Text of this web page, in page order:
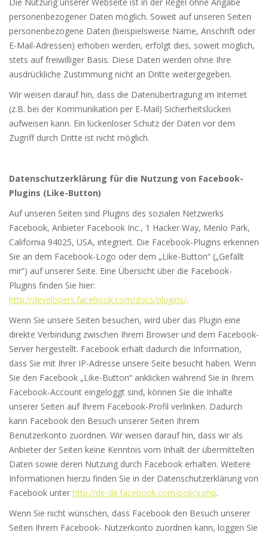
Die Nutzung unserer Webseite ist in der Regel ohne Angabe
personenbezogener Daten möglich. Soweit auf unseren Seiten
personenbezogene Daten (beispielsweise Name, Anschrift oder
E-Mail-Adressen) erhoben werden, erfolgt dies, soweit möglich,
stets auf freiwilliger Basis. Diese Daten werden ohne Ihre
ausdrückliche Zustimmung nicht an Dritte weitergegeben.
Wir weisen darauf hin, dass die Datenübertragung im Internet
(z.B. bei der Kommunikation per E-Mail) Sicherheitslücken
aufweisen kann. Ein lückenloser Schutz der Daten vor dem
Zugriff durch Dritte ist nicht möglich.
Datenschutzerklärung für die Nutzung von Facebook-
Plugins (Like-Button)
Auf unseren Seiten sind Plugins des sozialen Netzwerks
Facebook, Anbieter Facebook Inc., 1 Hacker Way, Menlo Park,
California 94025, USA, integriert. Die Facebook-Plugins erkennen
Sie an dem Facebook-Logo oder dem „Like-Button“ („Gefällt
mir“) auf unserer Seite. Eine Übersicht über die Facebook-
Plugins finden Sie hier:
http://developers.facebook.com/docs/plugins/.
Wenn Sie unsere Seiten besuchen, wird über das Plugin eine
direkte Verbindung zwischen Ihrem Browser und dem Facebook-
Server hergestellt. Facebook erhält dadurch die Information,
dass Sie mit Ihrer IP-Adresse unsere Seite besucht haben. Wenn
Sie den Facebook „Like-Button“ anklicken während Sie in Ihrem
Facebook-Account eingeloggt sind, können Sie die Inhalte
unserer Seiten auf Ihrem Facebook-Profil verlinken. Dadurch
kann Facebook den Besuch unserer Seiten Ihrem
Benutzerkonto zuordnen. Wir weisen darauf hin, dass wir als
Anbieter der Seiten keine Kenntnis vom Inhalt der übermittelten
Daten sowie deren Nutzung durch Facebook erhalten. Weitere
Informationen hierzu finden Sie in der Datenschutzerklärung von
Facebook unter http://de-de.facebook.com/policy.php.
Wenn Sie nicht wünschen, dass Facebook den Besuch unserer
Seiten Ihrem Facebook- Nutzerkonto zuordnen kann, loggen Sie